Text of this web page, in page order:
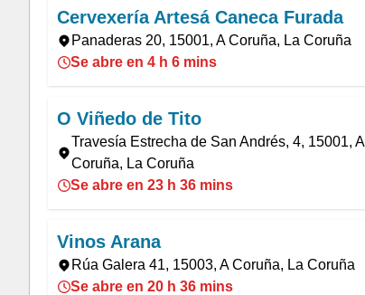
Cervexería Artesá Caneca Furada
Panaderas 20, 15001, A Coruña, La Coruña
Se abre en 4 h 6 mins
O Viñedo de Tito
Travesía Estrecha de San Andrés, 4, 15001, A
Coruña, La Coruña
Se abre en 23 h 36 mins
Vinos Arana
Rúa Galera 41, 15003, A Coruña, La Coruña
Se abre en 20 h 36 mins